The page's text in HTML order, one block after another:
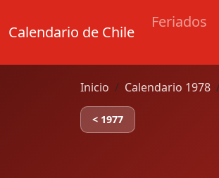
Calendario de Chile
Feriados
Inicio Calendario 1978
< 1977